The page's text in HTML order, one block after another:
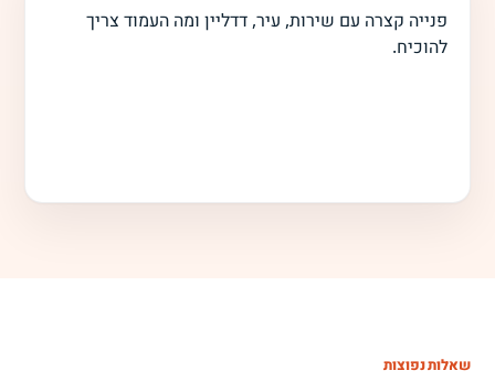
פנייה קצרה עם שירות, עיר, דדליין ומה העמוד צריך
להוכיח.
שאלות נפוצות